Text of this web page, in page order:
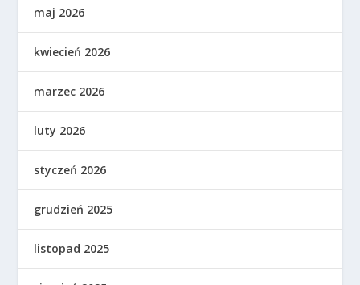
maj 2026
kwiecień 2026
marzec 2026
luty 2026
styczeń 2026
grudzień 2025
listopad 2025